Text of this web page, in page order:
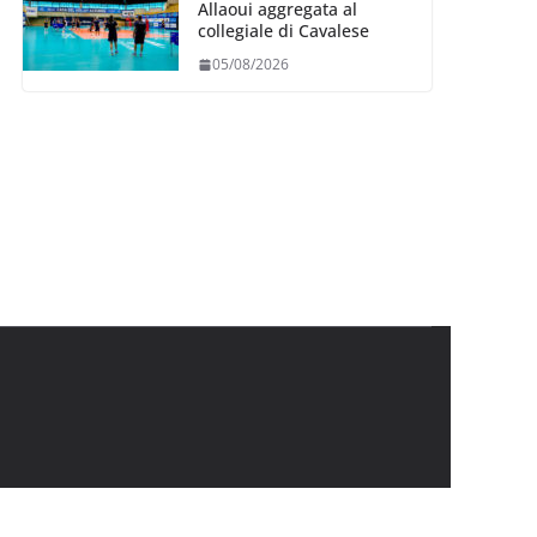
Allaoui aggregata al
collegiale di Cavalese
05/08/2026